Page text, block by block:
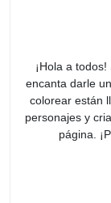
¡Hola a
encanta darle
colorear están
personajes y
página.